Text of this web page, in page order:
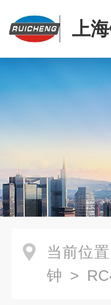
上
当前位置
钟 >